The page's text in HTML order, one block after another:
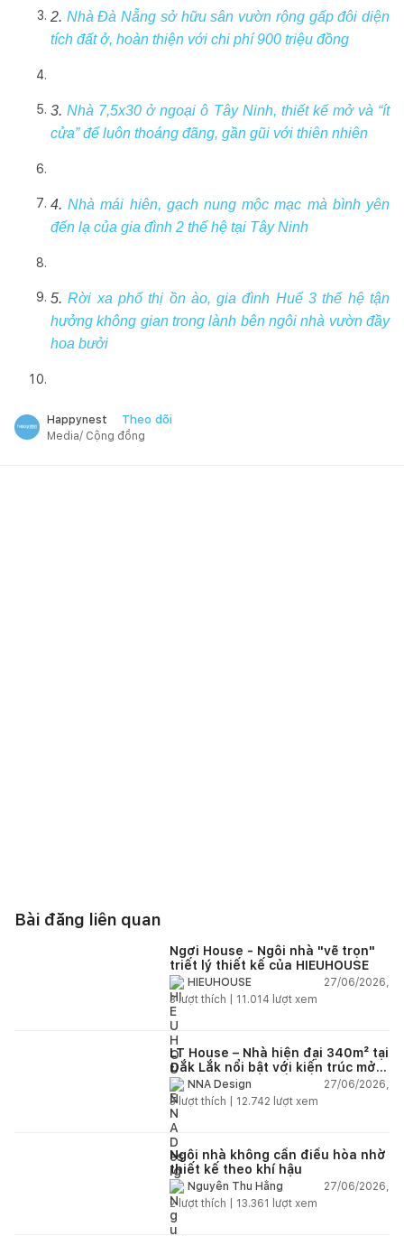
2. Nhà Đà Nẵng sở hữu sân vườn rộng gấp đôi diện
tích đất ở, hoàn thiện với chi phí 900 triệu đồng
3.Nhà 7,5x30 ở ngoại ô Tây Ninh, thiết kế mở và “ít
cửa” để luôn thoáng đãng, gần gũi với thiên nhiên
4.Nhà mái hiên, gạch nung mộc mạc mà bình yên
đến lạ của gia đình 2 thế hệ tại Tây Ninh
5.Rời xa phố thị ồn ào, gia đình Huế 3 thế hệ tận
hưởng không gian trong lành bên ngôi nhà vườn đầy
hoa bưởi
Happynest Theo dõi
Media/ Cộng đồng
Bài đăng liên quan
Ngơi House - Ngôi nhà "vẽ trọn"
triết lý thiết kế của HIEUHOUSE
HIEUHOUSE
27/06/2026,
3lượt thích | 11.014 lượt xem
LT House – Nhà hiện đại 340m² tại
Đắk Lắk nổi bật với kiến trúc mở
và hệ sân vườn kết nối thiên
nhiên
NNA Design
27/06/2026,
3lượt thích | 12.742 lượt xem
Ngôi nhà không cần điều hòa nhờ
thiết kế theo khí hậu
Nguyễn Thu Hằng
27/06/2026,
2lượt thích | 13.361 lượt xem